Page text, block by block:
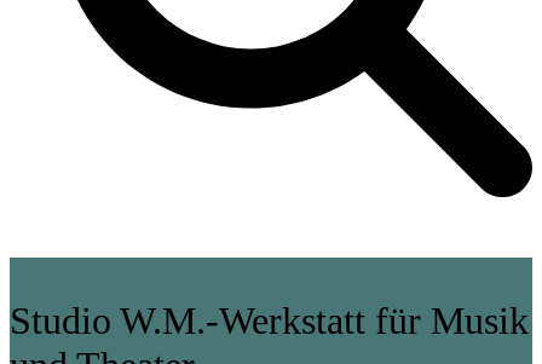
Studio W.M.-Werkstatt für Musik